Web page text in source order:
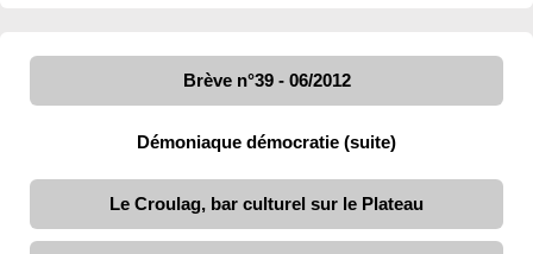
Brève n°39 - 06/2012
Démoniaque démocratie (suite)
Le Croulag, bar culturel sur le Plateau